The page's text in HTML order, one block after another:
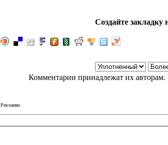
Создайте закладку
Комментарии принадлежат их
Рекламко